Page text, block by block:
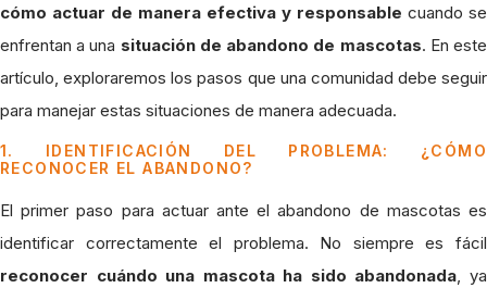
cómo actuar de manera efectiva y responsable cuando se
enfrentan a una situación de abandono de mascotas. En este
artículo, exploraremos los pasos que una comunidad debe seguir
para manejar estas situaciones de manera adecuada.
1. IDENTIFICACIÓN DEL PROBLEMA: ¿CÓMO
RECONOCER EL ABANDONO?
El primer paso para actuar ante el abandono de mascotas es
identificar correctamente el problema. No siempre es fácil
reconocer cuándo una mascota ha sido abandonada, ya